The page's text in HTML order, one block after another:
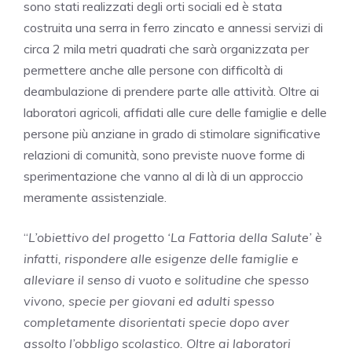
sono stati realizzati degli orti sociali ed è stata
costruita una serra in ferro zincato e annessi servizi di
circa 2 mila metri quadrati che sarà organizzata per
permettere anche alle persone con difficoltà di
deambulazione di prendere parte alle attività. Oltre ai
laboratori agricoli, affidati alle cure delle famiglie e delle
persone più anziane in grado di stimolare significative
relazioni di comunità, sono previste nuove forme di
sperimentazione che vanno al di là di un approccio
meramente assistenziale.
“L’obiettivo del progetto ‘La Fattoria della Salute’ è
infatti, rispondere alle esigenze delle famiglie e
alleviare il senso di vuoto e solitudine che spesso
vivono, specie per giovani ed adulti spesso
completamente disorientati specie dopo aver
assolto l’obbligo scolastico. Oltre ai laboratori